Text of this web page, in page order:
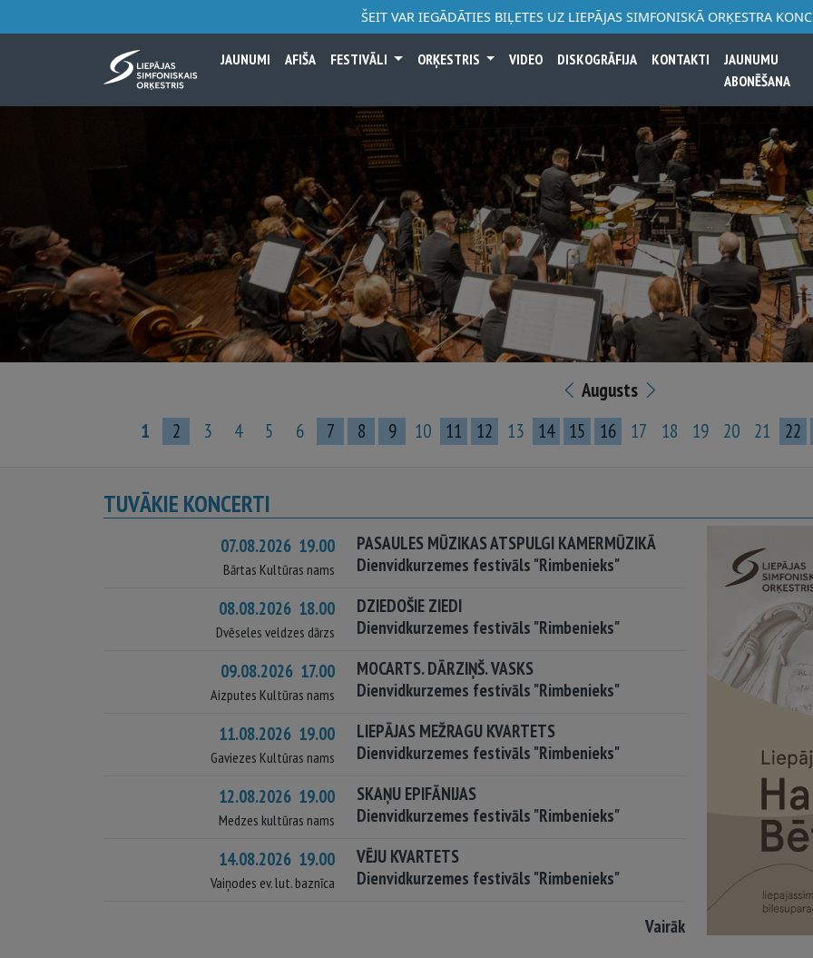
ŠEIT VAR IEGĀDĀTIES BIĻETES UZ LIEPĀJAS SIMFONISKĀ ORĶESTRA
JAUNUMI AFIŠA FESTIVĀLI ORĶESTRIS VIDEO DISKOGRĀFIJA KONTAKTI
JAUNUMU
ABONĒŠANA
Augusts
1
2 3 4 5 6 7 8 9 10 11 12 13 14 15 16 17 18 19 20 21 22
TUVĀKIE KONCERTI
07.08.2026 19.00
Bārtas Kultūras nams
PASAULES MŪZIKAS ATSPULGI KAMERMŪZIKĀ
Dienvidkurzemes festivāls "Rimbenieks"
08.08.2026 18.00
Dvēseles veldzes dārzs
DZIEDOŠIE ZIEDI
Dienvidkurzemes festivāls "Rimbenieks"
09.08.2026 17.00
Aizputes Kultūras nams
MOCARTS. DĀRZIŅŠ. VASKS
Dienvidkurzemes festivāls "Rimbenieks"
11.08.2026 19.00
Gaviezes Kultūras nams
LIEPĀJAS MEŽRAGU KVARTETS
Dienvidkurzemes festivāls "Rimbenieks"
12.08.2026 19.00
Medzes kultūras nams
SKAŅU EPIFĀNIJAS
Dienvidkurzemes festivāls "Rimbenieks"
14.08.2026 19.00
Vaiņodes ev. lut. baznīca
VĒJU KVARTETS
Dienvidkurzemes festivāls "Rimbenieks"
Vairāk